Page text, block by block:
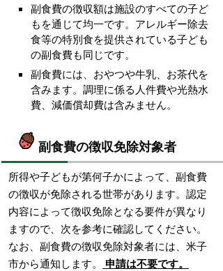
副食費の徴収額は施設のすべての子ど
もを通じて均一です。アレルギー除去
食等の特別食を提供されている子ども
の副食費も同じです。
副食費には、おやつや牛乳、お茶代を
含みます。調理に係る人件費や光熱水
費、減価償却費は含みません。
副食費の徴収免除対象者
所得や子どもが第何子かによって、副食費
の徴収が免除される世帯があります。認定
内容によって徴収免除となる要件が異なり
ますので、次を参考に確認してください。
なお、副食費の徴収免除対象者には、米子
市から通知します。
申請は不要です。